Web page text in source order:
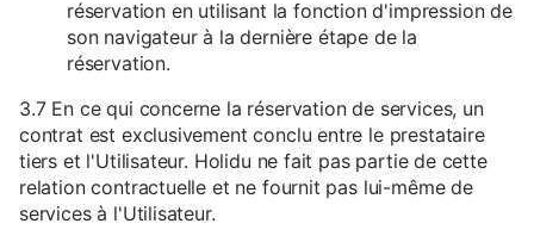
réservation en utilisant la fonction d'impression de
son navigateur à la dernière étape de la
réservation.
3.7 En ce qui concerne la réservation de services, un
contrat est exclusivement conclu entre le prestataire
tiers et l'Utilisateur. Holidu ne fait pas partie de cette
relation contractuelle et ne fournit pas lui-même de
services à l'Utilisateur.